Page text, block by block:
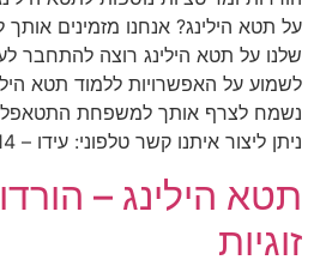
על תטא הילינג? אנחנו מזמינים
שלנו על תטא הילינג רוצה להתחבר
לשמוע על האפשרויות ללמוד תטא
נשמח לצרף אותך למשפחת
ניתן ליצור איתנו קשר טלפוני: עידו – 050-4488114 רווית – […]
תטא הילינג –
זוגיות